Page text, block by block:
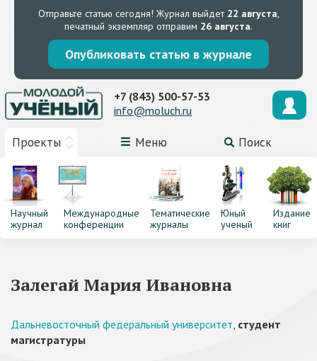
Отправьте статью сегодня! Журнал выйдет 22 августа,
печатный экземпляр отправим 26 августа.
Опубликовать статью в журнале
Проекты Меню Поиск
+7 (843) 500-57-53
info@moluch.ru
Научный
журнал
Международные
конференции
Тематические
журналы
Юный
ученый
Издание
книг
Залегай Мария Ивановна
Дальневосточный федеральный университет, студент
магистратуры